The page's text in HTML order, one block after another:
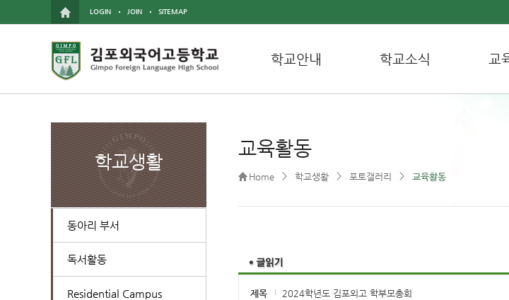
LOGIN JOIN SITEMAP
학교안내 학교소식 교
학교생활
동아리 부서
독서활동
Residential Campus
교육활동
Home > 학교생활 > 포토갤러리 > 교육활동
제목 2024학년도 김포외고 학부모총회